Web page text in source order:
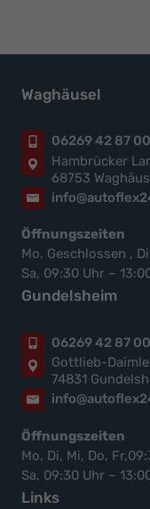
Waghäusel
06269 42 87 00
Hambrücker
68753
Öffnungszeiten
Mo. Geschlossen ,
Sa, 09:30 Uhr –
Gundelsheim
06269 42 87 00
Gottlieb-
74831
Öffnungszeiten
Mo, Di, Mi, Do,
Sa, 09:30 Uhr –
Links